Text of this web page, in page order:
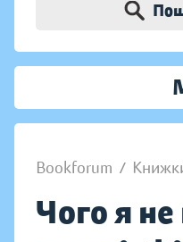
Bookforum /
Чого я